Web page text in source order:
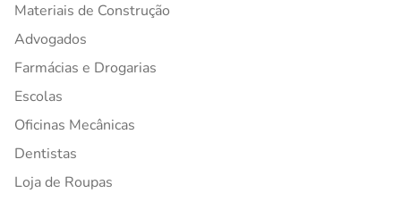
Materiais de Construção
Advogados
Farmácias e Drogarias
Escolas
Oficinas Mecânicas
Dentistas
Loja de Roupas